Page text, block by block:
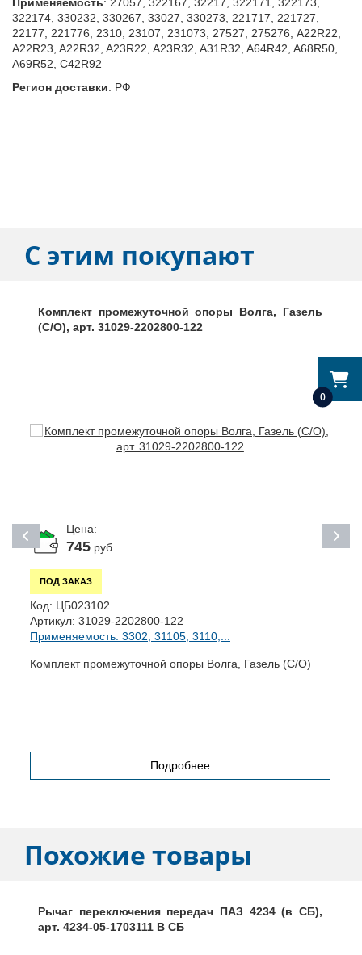
0
322174, 330232, 330267, 33027, 330273, 221717, 221727,
22177, 221776, 2310, 23107, 231073, 27527, 275276, A22R22,
A22R23, A22R32, A23R22, A23R32, A31R32, A64R42, A68R50,
A69R52, C42R92
Регион доставки: РФ
С этим покупают
Комплект промежуточной опоры Волга, Газель
(С/О), арт. 31029-2202800-122
Цена:
745руб.
ПОД ЗАКАЗ
Код: ЦБ023102
Артикул: 31029-2202800-122
Применяемость: 3302, 31105, 3110,...
Комплект промежуточной опоры Волга, Газель (С/О)
Подробнее
Похожие товары
Рычаг переключения передач ПАЗ 4234 (в СБ),
арт. 4234-05-1703111 В СБ